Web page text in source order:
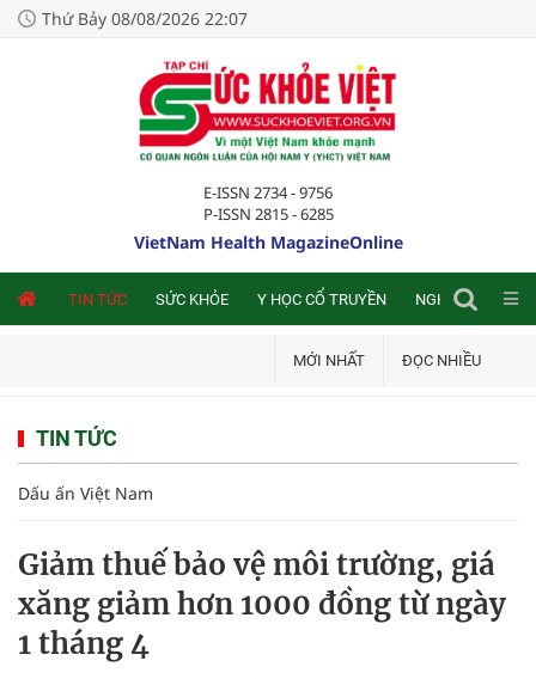
Thứ Bảy 08/08/2026 22:07
E-ISSN 2734 - 9756
P-ISSN 2815 - 6285
VietNam Health MagazineOnline
TIN TỨC SỨC KHỎE Y HỌC CỔ TRUYỀN NGHIÊN CỨU
MỚI NHẤT ĐỌC NHIỀU
TIN TỨC
Dấu ấn Việt Nam
Giảm thuế bảo vệ môi trường, giá
xăng giảm hơn 1000 đồng từ ngày
1 tháng 4